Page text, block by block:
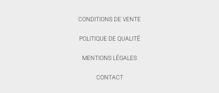
CONDITIONS DE VENTE
POLITIQUE DE QUALITÉ
MENTIONS LÉGALES
CONTACT